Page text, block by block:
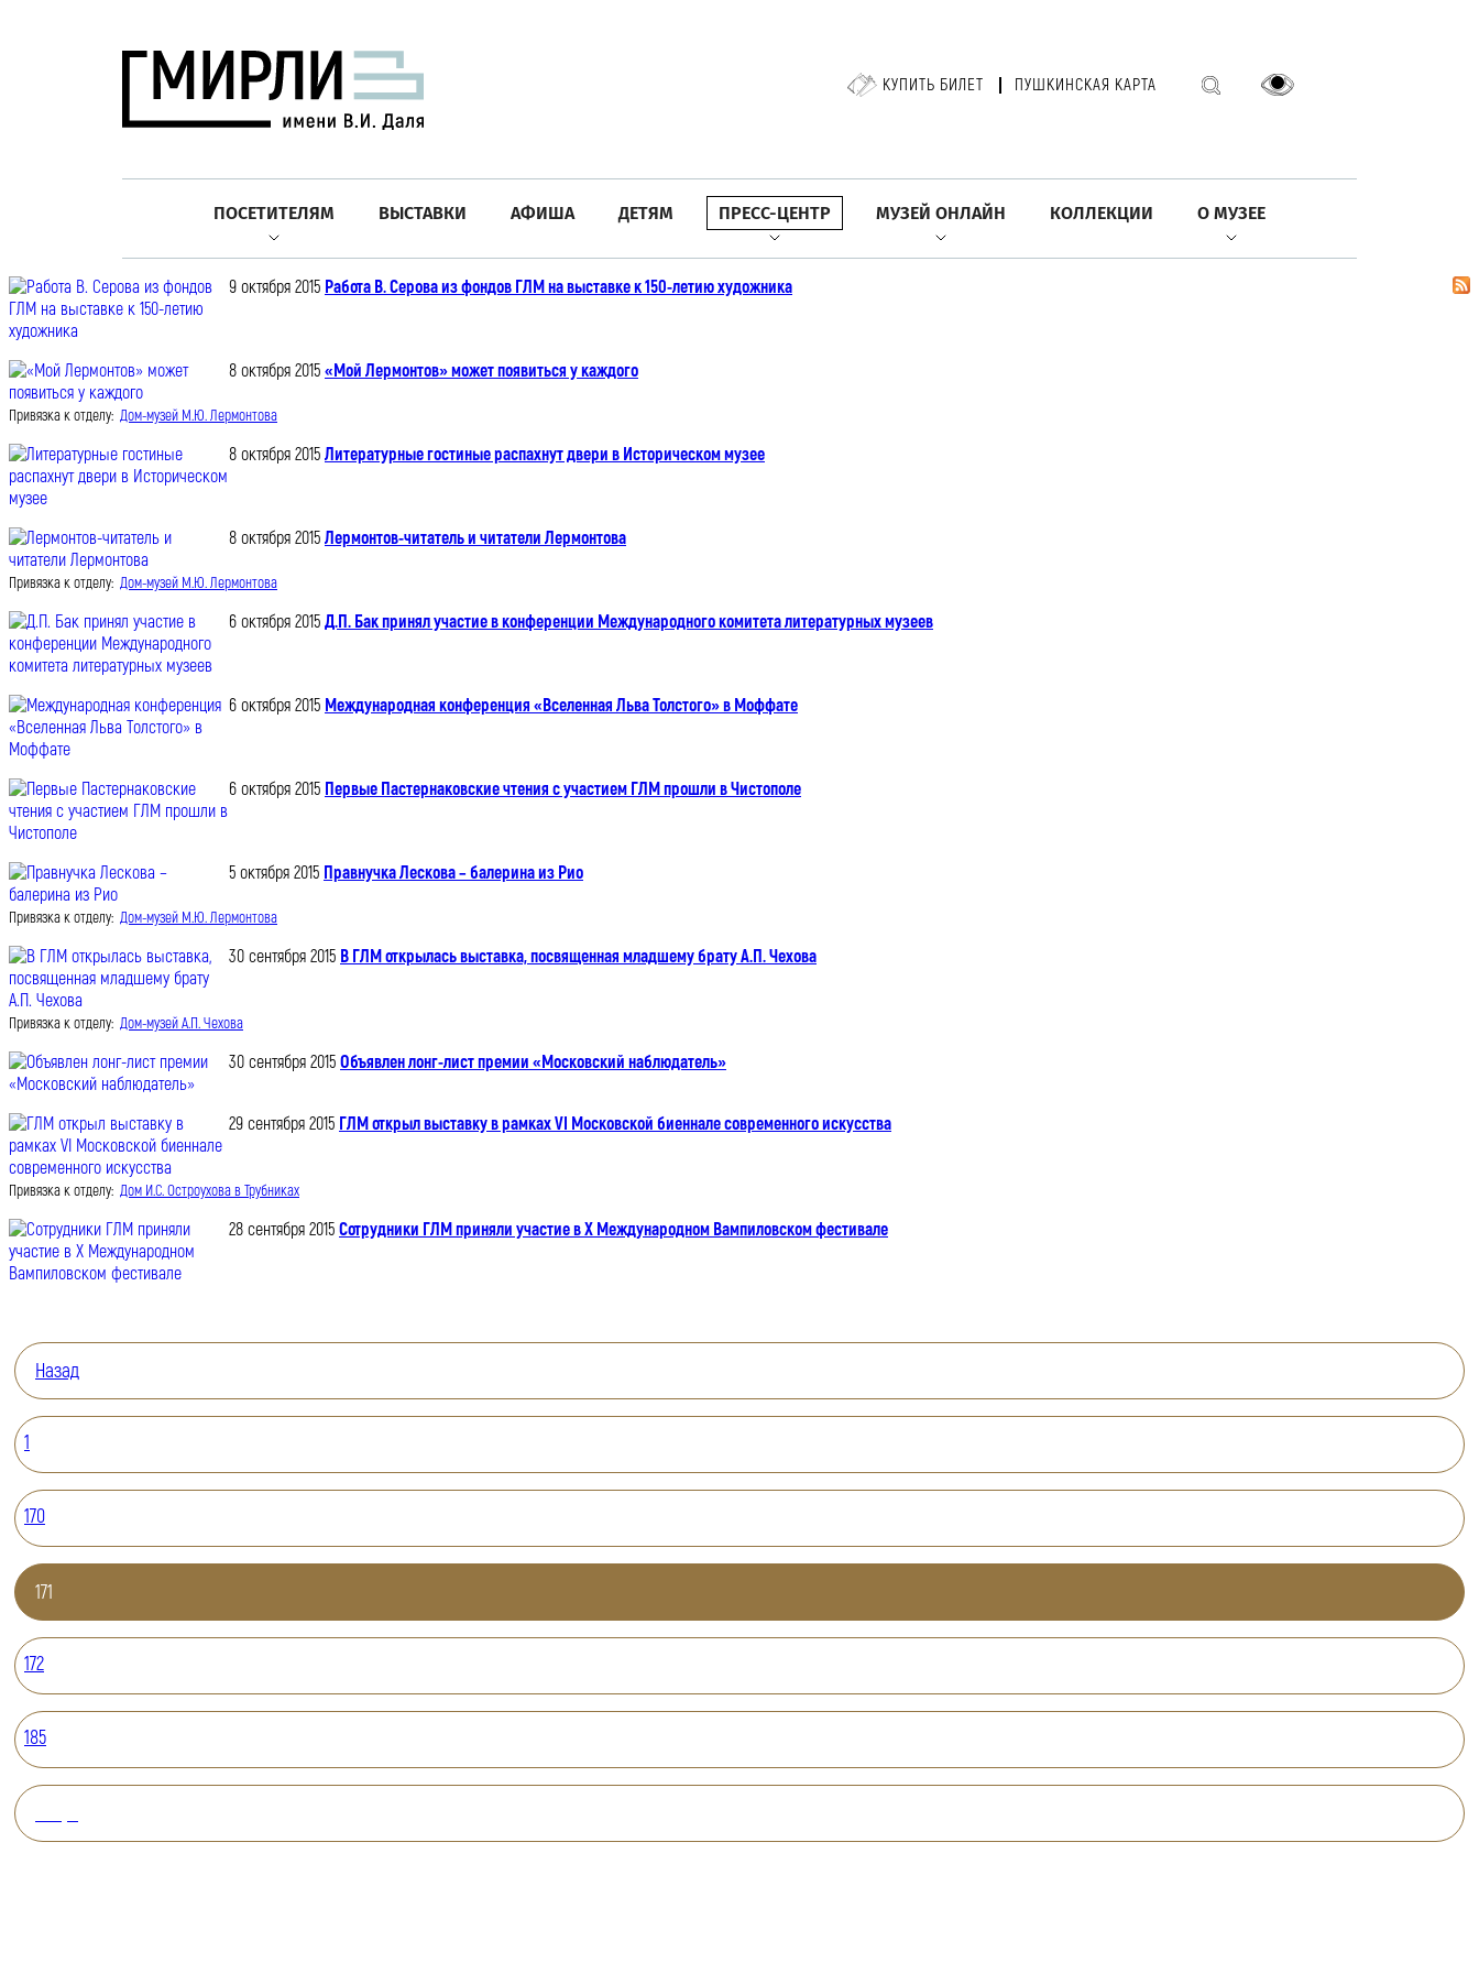
КУПИТЬ БИЛЕТ ПУШКИНСКАЯ КАРТА
ПОСЕТИТЕЛЯМ ВЫСТАВКИ АФИША ДЕТЯМ ПРЕСС-ЦЕНТР МУЗЕЙ ОНЛАЙН КОЛЛЕКЦИИ О МУЗЕЕ
9 октября 2015 Работа В. Серова из фондов ГЛМ на выставке к 150-летию художника
8 октября 2015 «Мой Лермонтов» может появиться у каждого
Привязка к отделу: Дом-музей М.Ю. Лермонтова
8 октября 2015 Литературные гостиные распахнут двери в Историческом музее
8 октября 2015 Лермонтов-читатель и читатели Лермонтова
Привязка к отделу: Дом-музей М.Ю. Лермонтова
6 октября 2015 Д.П. Бак принял участие в конференции Международного комитета литературных музеев
6 октября 2015 Международная конференция «Вселенная Льва Толстого» в Моффате
6 октября 2015 Первые Пастернаковские чтения с участием ГЛМ прошли в Чистополе
5 октября 2015 Правнучка Лескова – балерина из Рио
Привязка к отделу: Дом-музей М.Ю. Лермонтова
30 сентября 2015 В ГЛМ открылась выставка, посвященная младшему брату А.П. Чехова
Привязка к отделу: Дом-музей А.П. Чехова
30 сентября 2015 Объявлен лонг-лист премии «Московский наблюдатель»
29 сентября 2015 ГЛМ открыл выставку в рамках VI Московской биеннале современного искусства
Привязка к отделу: Дом И.С. Остроухова в Трубниках
28 сентября 2015 Сотрудники ГЛМ приняли участие в X Международном Вампиловском фестивале
Назад
1
170
171
172
185